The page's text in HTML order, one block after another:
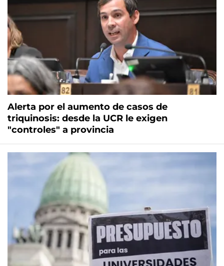
Alerta por el aumento de casos de
triquinosis: desde la UCR le exigen
"controles" a provincia